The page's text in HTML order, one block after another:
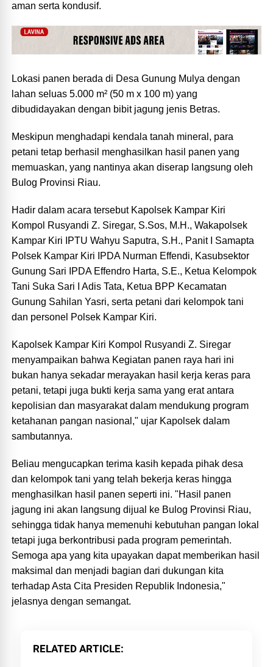
aman serta kondusif.
Lokasi panen berada di Desa Gunung Mulya dengan
lahan seluas 5.000 m² (50 m x 100 m) yang
dibudidayakan dengan bibit jagung jenis Betras.
Meskipun menghadapi kendala tanah mineral, para
petani tetap berhasil menghasilkan hasil panen yang
memuaskan, yang nantinya akan diserap langsung oleh
Bulog Provinsi Riau.
Hadir dalam acara tersebut Kapolsek Kampar Kiri
Kompol Rusyandi Z. Siregar, S.Sos, M.H., Wakapolsek
Kampar Kiri IPTU Wahyu Saputra, S.H., Panit I Samapta
Polsek Kampar Kiri IPDA Nurman Effendi, Kasubsektor
Gunung Sari IPDA Effendro Harta, S.E., Ketua Kelompok
Tani Suka Sari I Adis Tata, Ketua BPP Kecamatan
Gunung Sahilan Yasri, serta petani dari kelompok tani
dan personel Polsek Kampar Kiri.
Kapolsek Kampar Kiri Kompol Rusyandi Z. Siregar
menyampaikan bahwa Kegiatan panen raya hari ini
bukan hanya sekadar merayakan hasil kerja keras para
petani, tetapi juga bukti kerja sama yang erat antara
kepolisian dan masyarakat dalam mendukung program
ketahanan pangan nasional," ujar Kapolsek dalam
sambutannya.
Beliau mengucapkan terima kasih kepada pihak desa
dan kelompok tani yang telah bekerja keras hingga
menghasilkan hasil panen seperti ini. "Hasil panen
jagung ini akan langsung dijual ke Bulog Provinsi Riau,
sehingga tidak hanya memenuhi kebutuhan pangan lokal
tetapi juga berkontribusi pada program pemerintah.
Semoga apa yang kita upayakan dapat memberikan hasil
maksimal dan menjadi bagian dari dukungan kita
terhadap Asta Cita Presiden Republik Indonesia,"
jelasnya dengan semangat.
RELATED ARTICLE